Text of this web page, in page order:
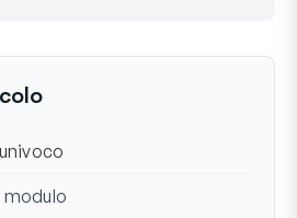
il 03 set 2024
modulo